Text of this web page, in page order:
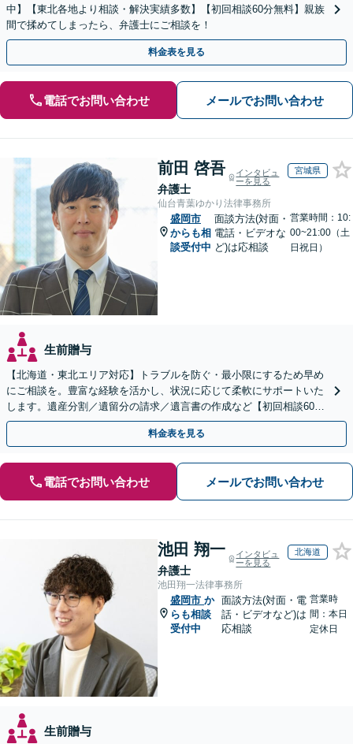
中】【東北各地より相談・解決実績多数】【初回相談60分無料】親族
間で揉めてしまったら、弁護士にご相談を！
料金表を見る
電話でお問い合わせ メールでお問い合わせ
前田 啓吾
弁護士
インタビュ
ーを見る
宮城県
仙台青葉ゆかり法律事務所
盛岡市
からも相
談受付中
面談方法(対面・
電話・ビデオな
ど)は応相談
営業時間：10:
00~21:00（土
日祝日）
生前贈与
【北海道・東北エリア対応】トラブルを防ぐ・最小限にするため早め
にご相談を。豊富な経験を活かし、状況に応じて柔軟にサポートいた
します。遺産分割／遺留分の請求／遺言書の作成など【初回相談60分
無料】【オンライン相談可能】
料金表を見る
電話でお問い合わせ メールでお問い合わせ
池田 翔一
弁護士
インタビュ
ーを見る
北海道
池田翔一法律事務所
盛岡市 か
らも相談
受付中
面談方法(対面・電
話・ビデオなど)は
応相談
営業時
間：本日
定休日
生前贈与